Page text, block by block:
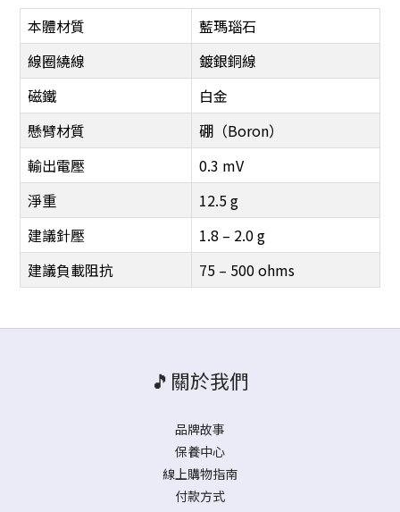
本體材質
藍瑪瑙石
線圈繞線
鍍銀銅線
磁鐵
白金
懸臂材質
硼（Boron）
輸出電壓
0.3 mV
淨重
12.5 g
建議針壓
1.8 – 2.0 g
建議負載阻抗
75 – 500 ohms
🎵關於我們
品牌故事
保養中心
線上購物指南
付款方式